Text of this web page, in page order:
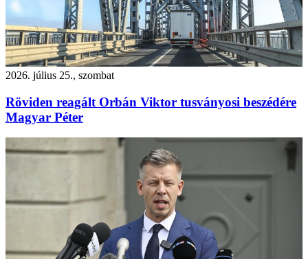
2026. július 25., szombat
Röviden reagált Orbán Viktor tusványosi beszédére
Magyar Péter